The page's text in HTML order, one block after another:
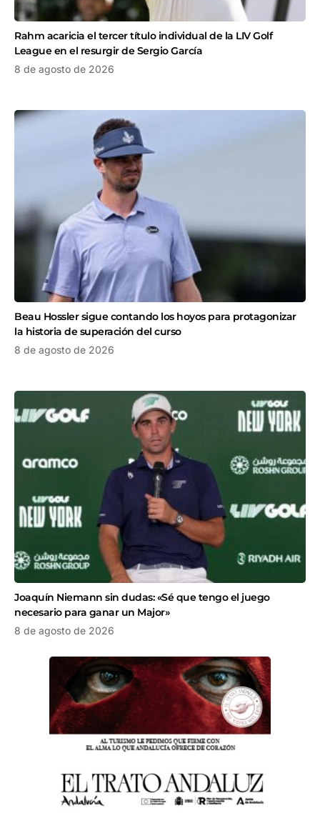
Rahm acaricia el tercer título individual de la LIV Golf
League en el resurgir de Sergio García
8 de agosto de 2026
Beau Hossler sigue contando los hoyos para protagonizar
la historia de superación del curso
8 de agosto de 2026
Joaquín Niemann sin dudas: «Sé que tengo el juego
necesario para ganar un Major»
8 de agosto de 2026